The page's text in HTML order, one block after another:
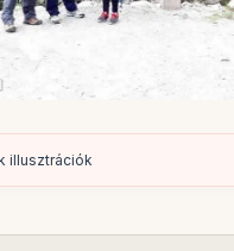
illusztrációk